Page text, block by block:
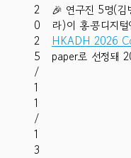
2
0
2
5
/
1
1
/
1
3
🎉 연구진 5명(김
라)이 홍콩디지
HKADH 2026
paper로 선정돼